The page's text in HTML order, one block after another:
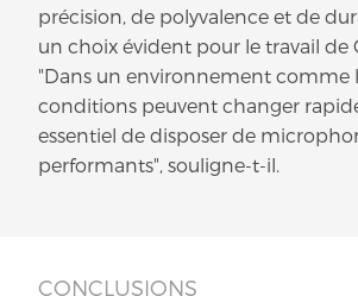
précision, de polyvalence et de
un choix évident pour le travail de
"Dans un environnement comme
conditions peuvent changer
essentiel de disposer de
performants", souligne-t-il.
CONCLUSIONS